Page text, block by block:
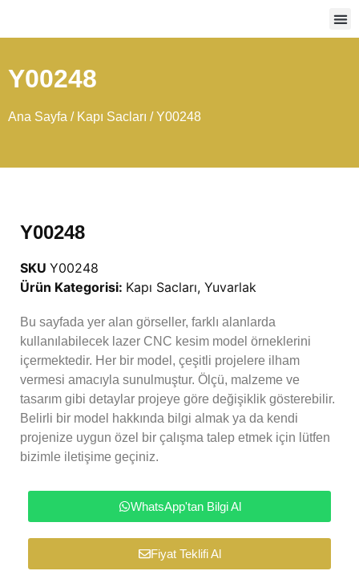
Y00248
Ana Sayfa / Kapı Sacları / Y00248
Y00248
SKU Y00248
Ürün Kategorisi: Kapı Sacları, Yuvarlak
Bu sayfada yer alan görseller, farklı alanlarda
kullanılabilecek lazer CNC kesim model örneklerini
içermektedir. Her bir model, çeşitli projelere ilham
vermesi amacıyla sunulmuştur. Ölçü, malzeme ve
tasarım gibi detaylar projeye göre değişiklik gösterebilir.
Belirli bir model hakkında bilgi almak ya da kendi
projenize uygun özel bir çalışma talep etmek için lütfen
bizimle iletişime geçiniz.
WhatsApp'tan Bilgi Al
Fiyat Teklifi Al